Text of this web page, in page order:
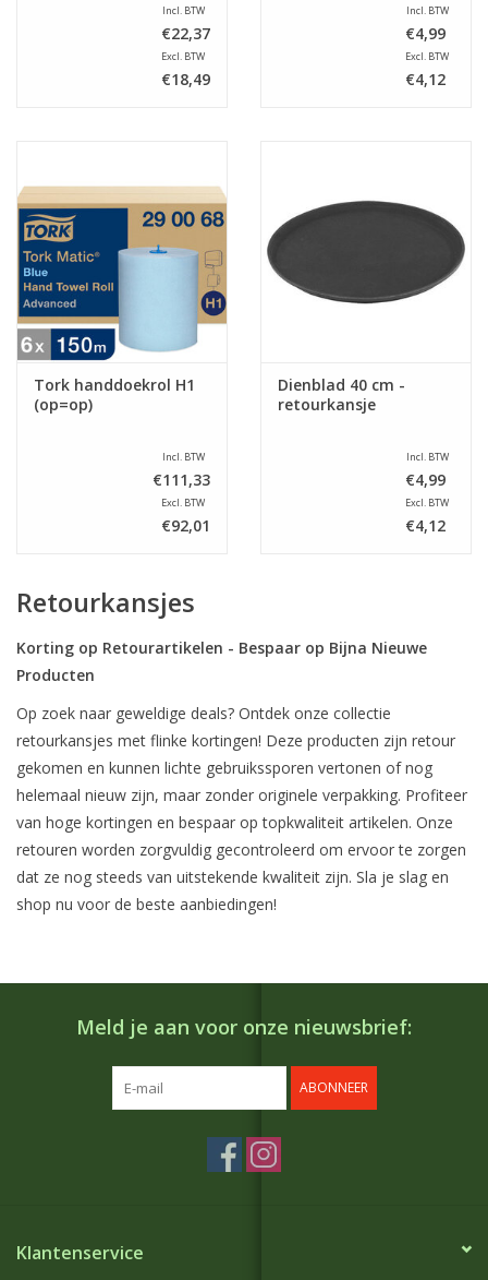
Incl. BTW
€22,37
Excl. BTW
€18,49
Incl. BTW
€4,99
Excl. BTW
€4,12
Tork handdoekrol H1
(op=op)
Incl. BTW
€111,33
Excl. BTW
€92,01
Dienblad 40 cm -
retourkansje
Incl. BTW
€4,99
Excl. BTW
€4,12
Retourkansjes
Korting op Retourartikelen - Bespaar op Bijna Nieuwe
Producten
Op zoek naar geweldige deals? Ontdek onze collectie
retourkansjes met flinke kortingen! Deze producten zijn retour
gekomen en kunnen lichte gebruikssporen vertonen of nog
helemaal nieuw zijn, maar zonder originele verpakking. Profiteer
van hoge kortingen en bespaar op topkwaliteit artikelen. Onze
retouren worden zorgvuldig gecontroleerd om ervoor te zorgen
dat ze nog steeds van uitstekende kwaliteit zijn. Sla je slag en
shop nu voor de beste aanbiedingen!
Meld je aan voor onze nieuwsbrief:
ABONNEER
Klantenservice